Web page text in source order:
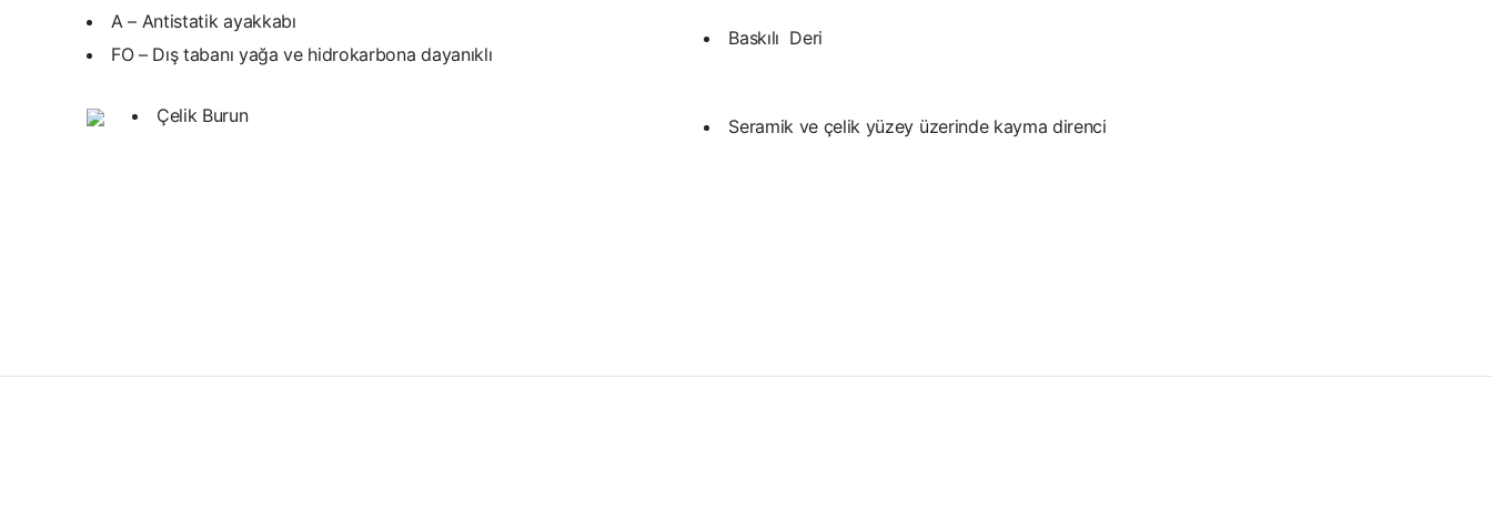
A – Antistatik ayakkabı
FO – Dış tabanı yağa ve hidrokarbona dayanıklı
Çelik Burun
Baskılı Deri
Seramik ve çelik yüzey üzerinde kayma direnci